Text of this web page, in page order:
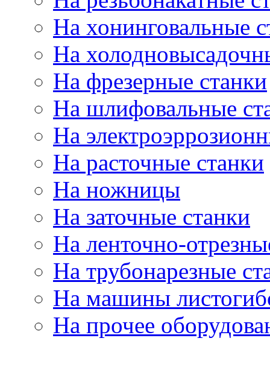
На хонинговальные
На
На фрезерные станки
На шлифовальные
На
На расточные станки
На ножницы
На заточные станки
На ленточно-
На трубонарезные
На машины
На прочее